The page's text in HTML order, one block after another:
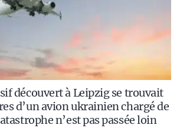
découvert à Leipzig se trouvait
d’un avion ukrainien chargé de
n’est pas passée loin